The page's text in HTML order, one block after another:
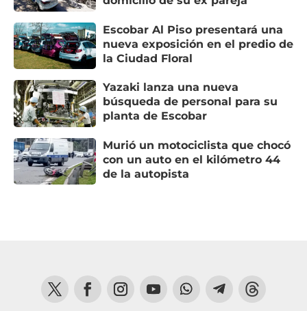
Escobar Al Piso presentará una
nueva exposición en el predio de
la Ciudad Floral
Yazaki lanza una nueva
búsqueda de personal para su
planta de Escobar
Murió un motociclista que chocó
con un auto en el kilómetro 44
de la autopista